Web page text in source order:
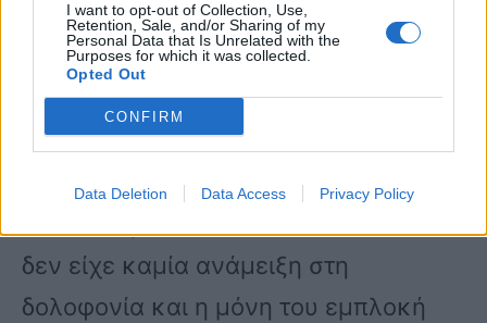
I want to opt-out of Collection, Use,
Retention, Sale, and/or Sharing of my
Personal Data that Is Unrelated with the
Purposes for which it was collected.
Opted Out
CONFIRM
Data Deletion Data Access Privacy Policy
Αρχικά, οι έμπειροι αξιωματικοί
προσήγαγαν τον φίλο του δράστη, ο
οποίος ομολόγησε πως βοήθησε τον
φίλο της εγκύου να μεταφέρουν τη
σορό της στο σημείο που βρέθηκε στη
δεν είχε καμία ανάμειξη στη
δολοφονία και η μόνη του εμπλοκή